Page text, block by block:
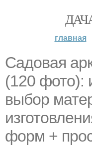
главная
Садовая
(120 фото):
выбор
форм +